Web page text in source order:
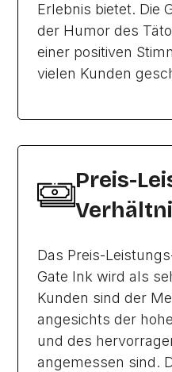
Erlebnis bietet. Die
der Humor des
einer positiven
vielen Kunden
Preis-
Das Preis-
Gate Ink wird als
Kunden sind der
angesichts der
und des
angemessen sind.